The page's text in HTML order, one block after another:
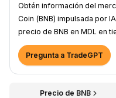
Obtén información del
Coin (BNB) impulsada por
precio de BNB en MDL en
Pregunta a TradeGPT
Precio de BNB